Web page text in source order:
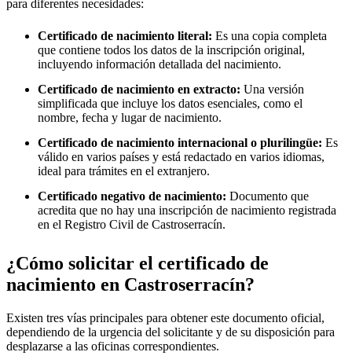
para diferentes necesidades:
Certificado de nacimiento literal: Es una copia completa
que contiene todos los datos de la inscripción original,
incluyendo información detallada del nacimiento.
Certificado de nacimiento en extracto: Una versión
simplificada que incluye los datos esenciales, como el
nombre, fecha y lugar de nacimiento.
Certificado de nacimiento internacional o plurilingüe: Es
válido en varios países y está redactado en varios idiomas,
ideal para trámites en el extranjero.
Certificado negativo de nacimiento: Documento que
acredita que no hay una inscripción de nacimiento registrada
en el Registro Civil de Castroserracín.
¿Cómo solicitar el certificado de
nacimiento en Castroserracín?
Existen tres vías principales para obtener este documento oficial,
dependiendo de la urgencia del solicitante y de su disposición para
desplazarse a las oficinas correspondientes.